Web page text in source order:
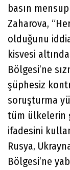
basın
Zaharova,
olduğunu
kisvesi
Bölgesi’ne
şüphesiz
soruşturma
tüm ülkelerin
ifadesini
Rusya,
Bölgesi’ne